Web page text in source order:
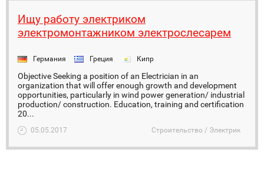
Ищу работу электриком
электромонтажником электрослесарем
Германия Греция Кипр
Objective Seeking a position of an Electrician in an
organization that will offer enough growth and development
opportunities, particularly in wind power generation/ industrial
production/ construction. Education, training and certification
20...
05.05.2017 Строительство / Электрик